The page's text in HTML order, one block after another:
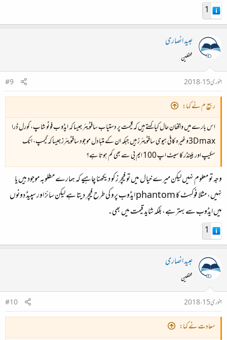
1
عبید انصاری
محفلین
جنوری 15، 2018
#9
ربیع م نے کہا:
اس بارے میں واقفان حال کیا کہتے ہیں کہ قیمت پر دستیاب سافٹویئر جیسا کہ ایڈوب فوٹو شاپ، کورل ڈرا
3D maxوغیرہ کافی ہیوی سافٹویئرز ہیں جبکہ ان کے متبادل موجود سافٹویئرز جیسا کہ گیمپ، انک
سکیپ اور بلینڈر کا سیٹ اپ 100 ایم بی سے بھی کم ہوتا ہے؟
وجہ تو معلوم نہیں لیکن میرے خیال میں تو فیچرز کو دیکھنا چاہیے کہ ہمارے مطلوبہ موجود ہیں یا
نہیں، مثلا فوکسِٹ کا phantom ایڈوب پرو کی طرح فیچر دیتا ہے لیکن سائز اور سپیڈ دونوں
میں ایڈوب سے بہتر ہے، بلکہ شاید قیمت میں بھی۔
1
عبید انصاری
محفلین
جنوری 15، 2018
#10
سعادت نے کہا: